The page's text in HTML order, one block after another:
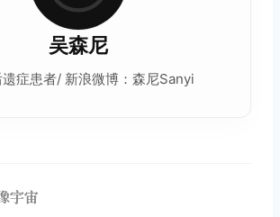
吴森尼
症患者/ 新浪微博：森尼Sanyi
宇宙